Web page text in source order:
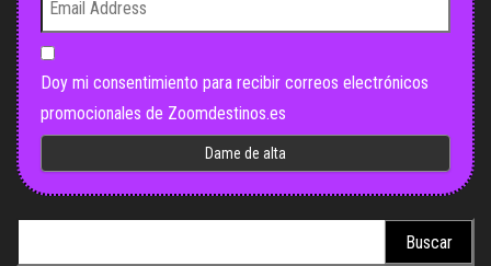
Doy mi consentimiento para recibir correos electrónicos
promocionales de Zoomdestinos.es